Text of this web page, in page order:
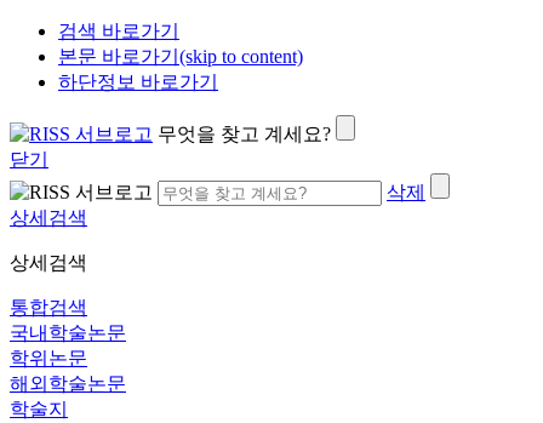
검색 바로가기
본문 바로가기(skip to content)
하단정보 바로가기
무엇을 찾고 계세요?
닫기
삭제
상세검색
상세검색
통합검색
국내학술논문
학위논문
해외학술논문
학술지